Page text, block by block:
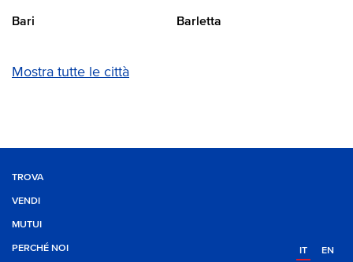
Bari Barletta
Mostra tutte le città
TROVA
VENDI
MUTUI
PERCHÉ NOI IT EN